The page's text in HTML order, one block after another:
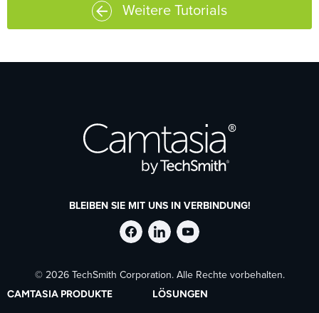
Weitere Tutorials
BLEIBEN SIE MIT UNS IN VERBINDUNG!
TechSmith
auf
TechSmith
auf
TechSmith
auf
© 2026 TechSmith Corporation. Alle Rechte vorbehalten.
CAMTASIA PRODUKTE LÖSUNGEN